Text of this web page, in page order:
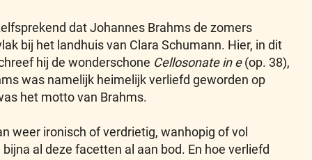
dat Johannes Brahms de zomers
bij het landhuis van Clara Schumann. Hier, in dit
hij de wonderschone Cellosonate in e(op. 38),
was namelijk heimelijk verliefd geworden op
het motto van Brahms.
weer ironisch of verdrietig, wanhopig of vol
al deze facetten al aan bod. En hoe verliefd